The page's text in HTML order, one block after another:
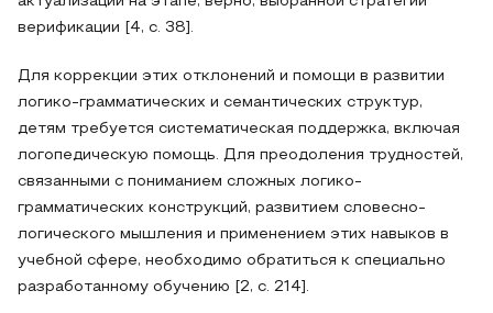
верификации [4, с. 38].
Для коррекции этих отклонений и помощи в развитии
логико-грамматических и семантических структур,
детям требуется систематическая поддержка, включая
логопедическую помощь. Для преодоления трудностей,
связанными с пониманием сложных логико-
грамматических конструкций, развитием словесно-
логического мышления и применением этих навыков в
учебной сфере, необходимо обратиться к специально
разработанному обучению [2, с. 214].